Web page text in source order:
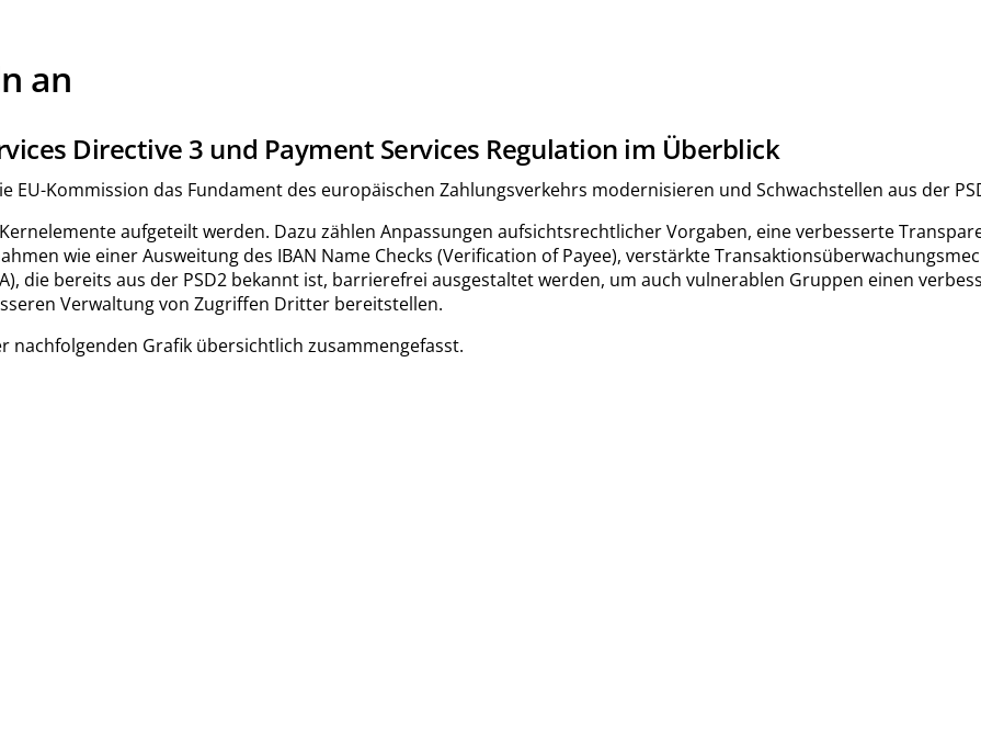
an
Directive 3 und Payment Services Regulation im Überblick
EU-Kommission das Fundament des europäischen Zahlungsverkehrs modernisieren und Schwachstellen aus der
aufgeteilt werden. Dazu zählen Anpassungen aufsichtsrechtlicher Vorgaben, eine verbesserte
wie einer Ausweitung des IBAN Name Checks (Verification of Payee), verstärkte
die bereits aus der PSD2 bekannt ist, barrierefrei ausgestaltet werden, um auch vulnerablen Gruppen einen
Verwaltung von Zugriffen Dritter bereitstellen.
nachfolgenden Grafik übersichtlich zusammengefasst.